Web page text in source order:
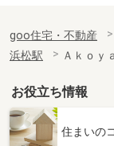
goo住宅・不動産
浜松駅
Ａｋｏｙ
お役立ち情報
住まいの